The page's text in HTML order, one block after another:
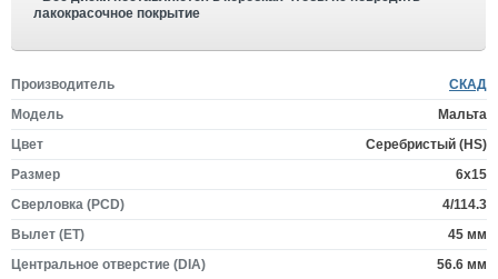
лакокрасочное покрытие
Производитель
СКАД
Модель
Мальта
Цвет
Серебристый (HS)
Размер
6x15
Сверловка (PCD)
4/114.3
Вылет (ET)
45 мм
Центральное отверстие (DIA)
56.6 мм